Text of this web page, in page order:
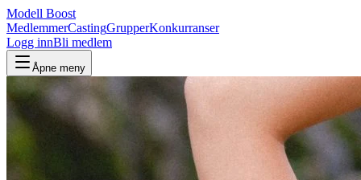
Modell Boost
MedlemmerCastingGrupperKonkurranser
Logg innBli medlem
Åpne meny